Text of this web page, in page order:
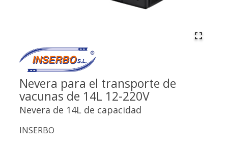
Nevera para el transporte de
vacunas de 14L 12-220V
Nevera de 14L de capacidad
INSERBO